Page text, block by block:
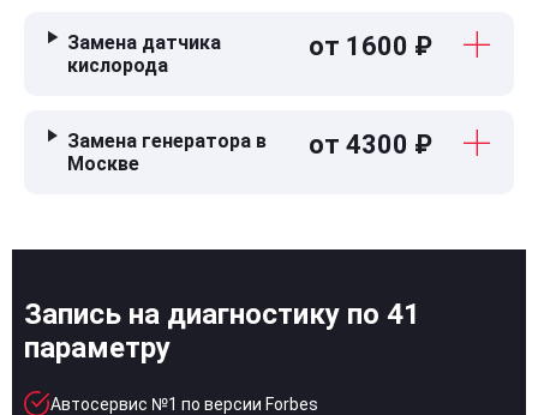
Замена датчика
кислорода
от 1600 ₽
Замена генератора в
Москве
от 4300 ₽
Запись на диагностику по 41
параметру
Автосервис №1 по версии Forbes